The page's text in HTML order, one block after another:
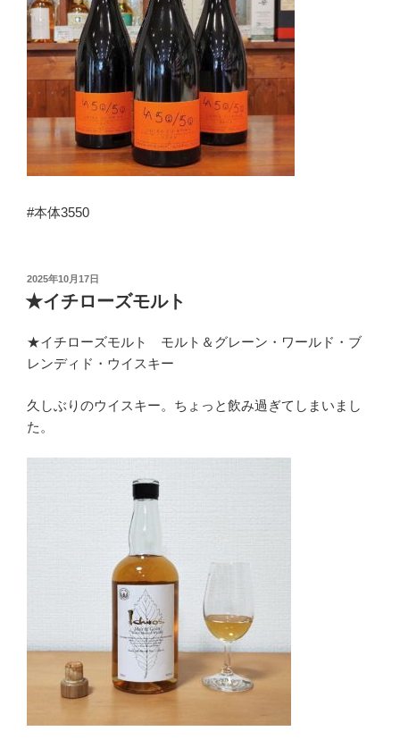
#本体3550
投
稿
日:
2025年10月17日
★イチローズモルト
★イチローズモルト モルト＆グレーン・ワールド・ブ
レンディド・ウイスキー
久しぶりのウイスキー。ちょっと飲み過ぎてしまいまし
た。